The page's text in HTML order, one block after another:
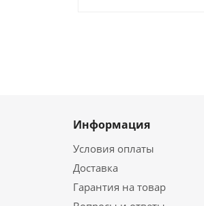
Информация
Условия оплаты
Доставка
Гарантия на товар